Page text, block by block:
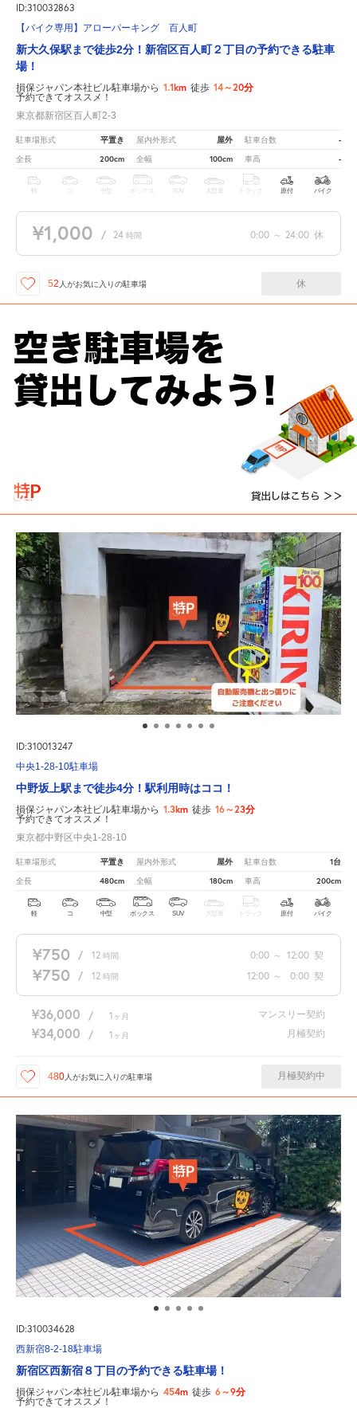
ID:310032863
【バイク専用】アローパーキング 百人町
新大久保駅まで徒歩2分！新宿区百人町２丁目の予約できる駐車
場！
損保ジャパン本社ビル駐車場から 1.1km 徒歩 14～20分
予約できてオススメ！
東京都新宿区百人町2-3
駐車場形式 平置き 屋内外形式 屋外 駐車台数 -
全長 200cm 全幅 100cm 車高 -
軽 中型 ボックス SUV 大型車 トラック 原付 バイク
¥1,000 / 24 時間 0:00 ～ 24:00 休
52 人がお気に入りの駐車場 休
ID:310013247
中央1-28-10駐車場
中野坂上駅まで徒歩4分！駅利用時はココ！
損保ジャパン本社ビル駐車場から 1.3km 徒歩 16～23分
予約できてオススメ！
東京都中野区中央1-28-10
駐車場形式 平置き 屋内外形式 屋外 駐車台数 1台
全長 480cm 全幅 180cm 車高 200cm
軽 コ 中型 ボックス SUV 大型車 トラック 原付 バイク
¥750 / 12 時間 0:00 ～ 12:00 契
¥750 / 12 時間 12:00 ～ 0:00 契
¥36,000 / 1 ヶ月 マンスリー契約
¥34,000 / 1 ヶ月 月極契約
480 人がお気に入りの駐車場 月極契約中
ID:310034628
西新宿8-2-18駐車場
新宿区西新宿８丁目の予約できる駐車場！
損保ジャパン本社ビル駐車場から 454m 徒歩 6～9分
予約できてオススメ！